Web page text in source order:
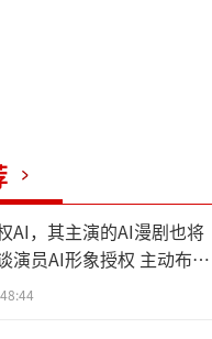
AI，其主演的AI漫剧也将
演员AI形象授权 主动布局